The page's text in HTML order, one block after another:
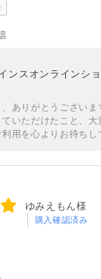
ンスオンラインシ
ありがとうございま
いただけたこと、大
用を心よりお待ちし
ゆみえもん様
購入確認済み